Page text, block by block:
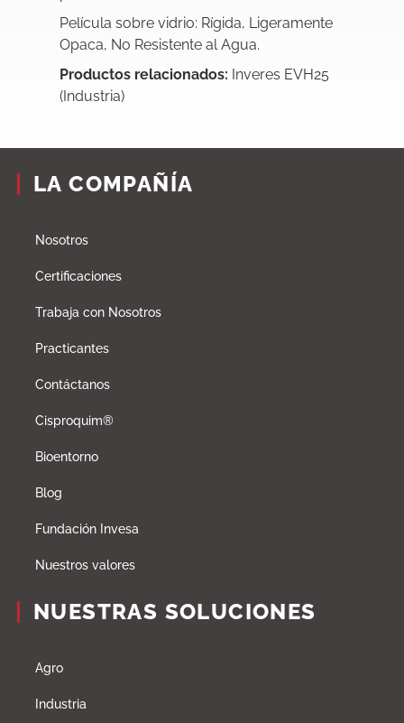
Película sobre vidrio: Rígida, Ligeramente
Opaca, No Resistente al Agua.
Productos relacionados: Inveres EVH25
(Industria)
LA COMPAÑÍA
Nosotros
Certificaciones
Trabaja con Nosotros
Practicantes
Contáctanos
Cisproquim®
Bioentorno
Blog
Fundación Invesa
Nuestros valores
NUESTRAS SOLUCIONES
Agro
Industria